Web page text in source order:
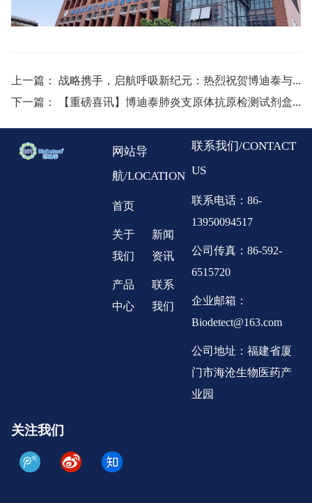
上一篇： 战略携手，启航呼吸新纪元：热烈祝贺博迪泰与欧蒙达成全国独家总代理战略合作
下一篇：
【重磅喜讯】博迪泰肺炎支原体抗原检测试剂盒（胶体金法）获批国家医疗器械三类证书！聚焦呼吸道病原体快速诊断，精准医疗再添利器
网站导
航/LOCATION
首页
关于
我们
产品
中心
新闻
资讯
联系
我们
联系我们/CONTACT
US
联系电话：86-
13950094517
公司传真：86-592-
6515720
企业邮箱：
Biodetect@163.com
公司地址：福建省厦
门市海沧生物医药产
业园
关注我们